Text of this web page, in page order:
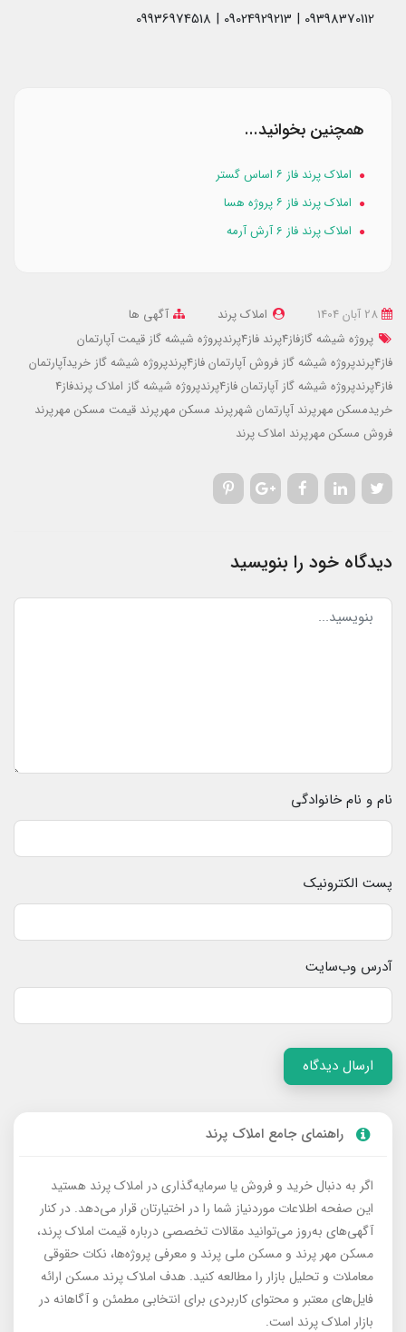
همچنین بخوانید...
املاک پرند فاز ۶ اساس گستر
املاک پرند فاز ۶ پروژه هسا
املاک پرند فاز 6 آرش آرمه
املاک پرند
آگهی ها
پروژه شیشه گازفاز4پرند
فاز4پرندپروژه شیشه گاز
قیمت آپارتمان
فاز4پرندپروژه شیشه گاز
فروش آپارتمان فاز4پرندپروژه شیشه گاز
خریدآپارتمان
فاز4پرندپروژه شیشه گاز
آپارتمان فاز4پرندپروژه شیشه گاز
املاک پرندفاز4
خریدمسکن مهرپرند آپارتمان شهرپرند مسکن مهرپرند قیمت مسکن مهرپرند
فروش مسکن مهرپرند املاک پرند
دیدگاه خود را بنویسید
نام و نام خانوادگی
پست الکترونیک
آدرس وب‌سایت
ارسال دیدگاه
راهنمای جامع املاک پرند
اگر به دنبال خرید و فروش یا سرمایه‌گذاری در املاک پرند هستید
این صفحه اطلاعات موردنیاز شما را در اختیارتان قرار می‌دهد. در کنار
آگهی‌های به‌روز می‌توانید مقالات تخصصی درباره قیمت املاک پرند،
مسکن مهر پرند و مسکن ملی پرند و معرفی پروژه‌ها، نکات حقوقی
معاملات و تحلیل بازار را مطالعه کنید. هدف املاک پرند مسکن ارائه
فایل‌های معتبر و محتوای کاربردی برای انتخابی مطمئن و آگاهانه در
بازار املاک پرند است.